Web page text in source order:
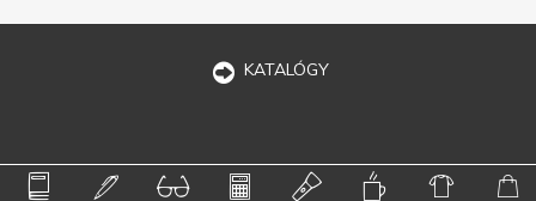
KATALÓGY